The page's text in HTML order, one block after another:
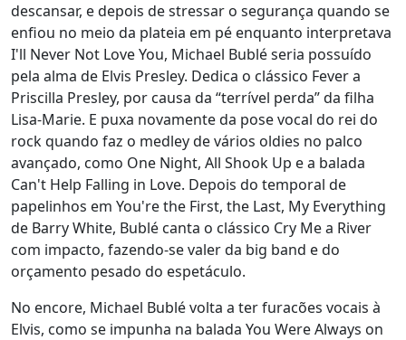
descansar, e depois de stressar o segurança quando se
enfiou no meio da plateia em pé enquanto interpretava
I'll Never Not Love You, Michael Bublé seria possuído
pela alma de Elvis Presley. Dedica o clássico Fever a
Priscilla Presley, por causa da “terrível perda” da filha
Lisa-Marie. E puxa novamente da pose vocal do rei do
rock quando faz o medley de vários oldies no palco
avançado, como One Night, All Shook Up e a balada
Can't Help Falling in Love. Depois do temporal de
papelinhos em You're the First, the Last, My Everything
de Barry White, Bublé canta o clássico Cry Me a River
com impacto, fazendo-se valer da big band e do
orçamento pesado do espetáculo.
No encore, Michael Bublé volta a ter furacões vocais à
Elvis, como se impunha na balada You Were Always on